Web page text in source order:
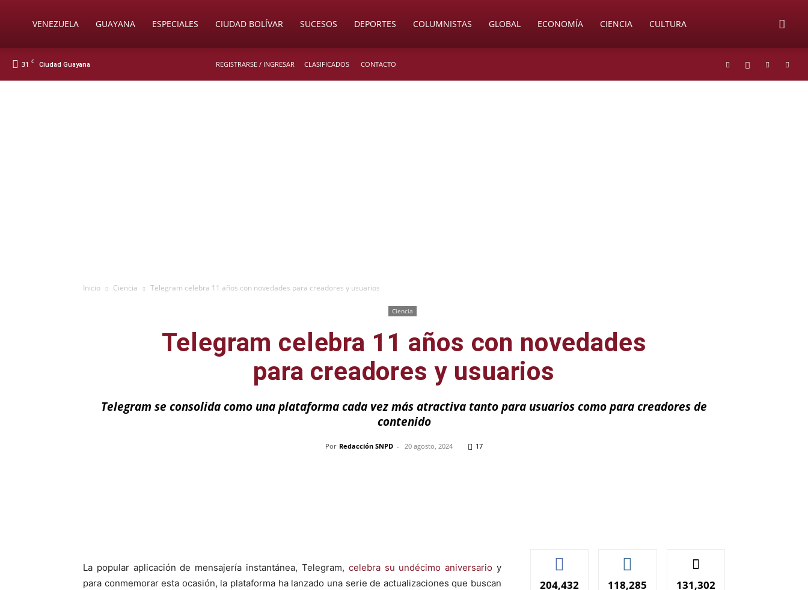
SoyVENEZUELA GUAYANA ESPECIALES CIUDAD BOLÍVAR SUCESOS DEPORTES COLUMNISTAS GLOBAL ECONOMÍA CIENCIA CULTURA
31 C Ciudad Guayana REGISTRARSE / INGRESAR CLASIFICADOS CONTACTO
Inicio Ciencia Telegram celebra 11 años con novedades para creadores y usuarios
Ciencia
Telegram celebra 11 años con novedades
para creadores y usuarios
Telegram se consolida como una plataforma cada vez más atractiva tanto para usuarios como para creadores de
contenido
Por Redacción SNPD - 20 agosto, 2024 17
La popular aplicación de mensajería instantánea, Telegram, celebra su undécimo aniversario y
para conmemorar esta ocasión, la plataforma ha lanzado una serie de actualizaciones que buscan
204,432 118,285 131,302